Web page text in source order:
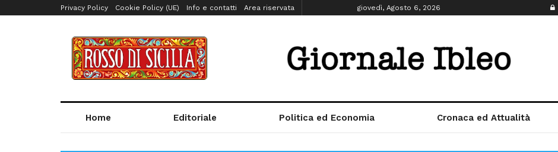
Privacy Policy Cookie Policy (UE) Info e contatti Area riservata giovedì, Agosto 6, 2026
Home Editoriale Politica ed Economia Cronaca ed Attualità